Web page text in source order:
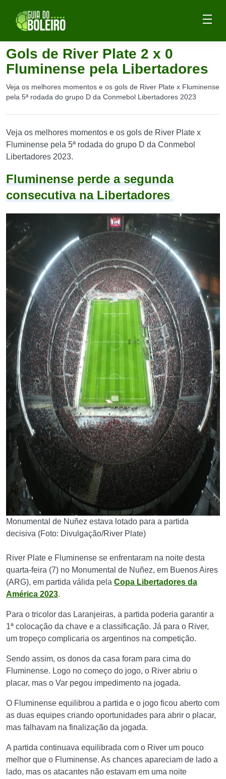
Gols de River Plate 2 x 0
Fluminense pela Libertadores
Veja os melhores momentos e os gols de River Plate x Fluminense
pela 5ª rodada do grupo D da Conmebol Libertadores 2023
Veja os melhores momentos e os gols de River Plate x
Fluminense pela 5ª rodada do grupo D da Conmebol
Libertadores 2023.
Fluminense perde a segunda
consecutiva na Libertadores
Monumental de Nuñez estava lotado para a partida
decisiva (Foto: Divulgação/River Plate)
River Plate e Fluminense se enfrentaram na noite desta
quarta-feira (7) no Monumental de Nuñez, em Buenos Aires
(ARG), em partida válida pela Copa Libertadores da
América 2023.
Para o tricolor das Laranjeiras, a partida poderia garantir a
1ª colocação da chave e a classificação. Já para o River,
um tropeço complicaria os argentinos na competição.
Sendo assim, os donos da casa foram para cima do
Fluminense. Logo no começo do jogo, o River abriu o
placar, mas o Var pegou impedimento na jogada.
O Fluminense equilibrou a partida e o jogo ficou aberto com
as duas equipes criando oportunidades para abrir o placar,
mas falhavam na finalização da jogada.
A partida continuava equilibrada com o River um pouco
melhor que o Fluminense. As chances apareciam de lado a
lado, mas os atacantes não estavam em uma noite